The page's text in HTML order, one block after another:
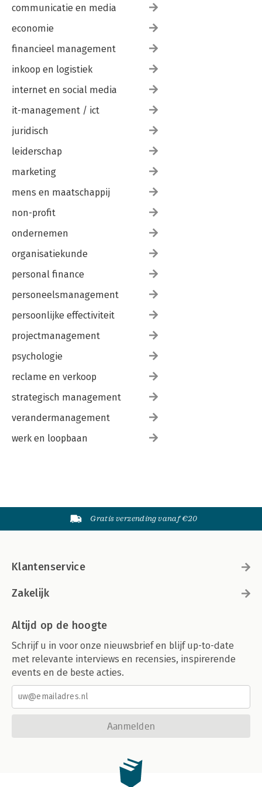
Speelpaard
Wat is dat dan het ‘gewone’ leven?
Spataderen
Lezing bij Op Hodenpijl
Fuck them
Overload
Resumé
Portugal
Hoofd van het kasteel
Dora & Mira, zielenpaarden uit een andere dimensie
Cirkel
Nieuwsgierig geworden?
communicatie en media
economie
financieel management
inkoop en logistiek
internet en social media
it-management / ict
juridisch
leiderschap
marketing
mens en maatschappij
non-profit
ondernemen
organisatiekunde
personal finance
personeelsmanagement
persoonlijke effectiviteit
projectmanagement
psychologie
reclame en verkoop
strategisch management
verandermanagement
werk en loopbaan
Gratis verzending vanaf €20
Klantenservice
Zakelijk
Altijd op de hoogte
Schrijf u in voor onze nieuwsbrief en blijf up-to-date
met relevante interviews en recensies, inspirerende
events en de beste acties.
Aanmelden